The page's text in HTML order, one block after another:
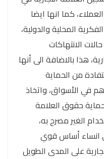
كما انها ايضا
المحلية والدولية،
الانتهاكات
هذا بالاضافة الى أنها
من الحماية
في الأسواق، واتخاذ
حقوق العلامة
الغير مصرح به،
انساء أساس قوي
على المدى الطويل